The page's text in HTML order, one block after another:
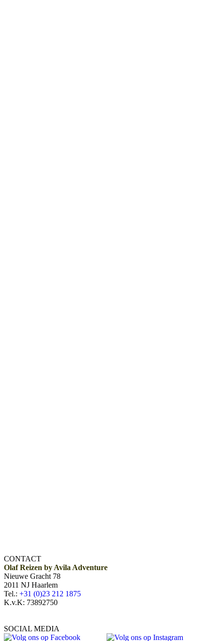
CONTACT
Olaf Reizen by Avila Adventure
Nieuwe Gracht 78
2011 NJ Haarlem
Tel.: +31 (0)23 212 1875
K.v.K: 73892750
SOCIAL MEDIA